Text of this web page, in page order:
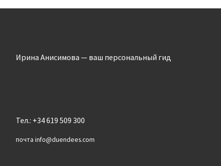
Ирина Анисимова — ваш персональный гид
Тел.: +34 619 509 300
почта info@duendees.com